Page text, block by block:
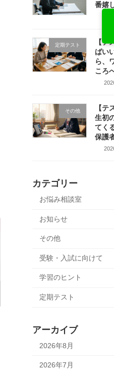
番嬉
定期テスト
【テ
ばい
ら、
ころ
その他
【テ
生初
てく
保護
カテゴリー
お悩み相談室
お知らせ
その他
受験・入試に向けて
学習のヒント
定期テスト
アーカイブ
2026年8月
2026年7月